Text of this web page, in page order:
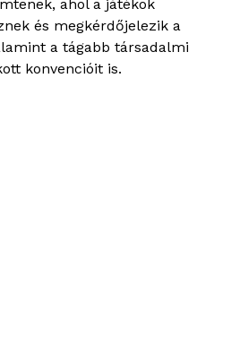
ahol a játékok
és megkérdőjelezik a
a tágabb társadalmi
konvencióit is.